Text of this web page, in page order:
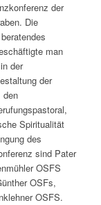
der
Die
man
der
der
den
Spiritualität
des
sind Pater
OSFS
OSFs,
OSFS.